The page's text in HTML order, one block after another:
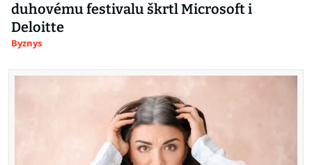
duhovému festivalu škrtl Microsoft i
Deloitte
Byznys